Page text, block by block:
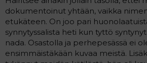
dokumentoinut yhtään, vaikka
etukäteen. On joo pari
synnytyssalista heti kun tyttö
nada. Osastolla ja perhepesässä ei
ensimmäistäkään kuvaa meistä.